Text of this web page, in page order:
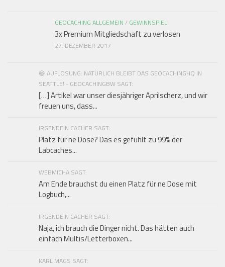
GEOCACHING ALLGEMEIN / GEWINNSPIEL
3x Premium Mitgliedschaft zu verlosen
27. DEZEMBER 2017
😄 AUFLÖSUNG: NATÜRLICH BLEIBT DAS GEOCACHINGHQ IN
SEATTLE! - GEOCACHINGBW SAGT:
[…] Artikel war unser diesjähriger Aprilscherz, und wir
freuen uns, dass...
IRGENDEIN CACHER SAGT:
Platz für ne Dose? Das es gefühlt zu 99% der
Labcaches...
WEBMICHA SAGT:
Am Ende brauchst du einen Platz für ne Dose mit
Logbuch,...
IRGENDEIN CACHER SAGT:
Naja, ich brauch die Dinger nicht. Das hätten auch
einfach Multis/Letterboxen...
KARL MAGS SAGT: